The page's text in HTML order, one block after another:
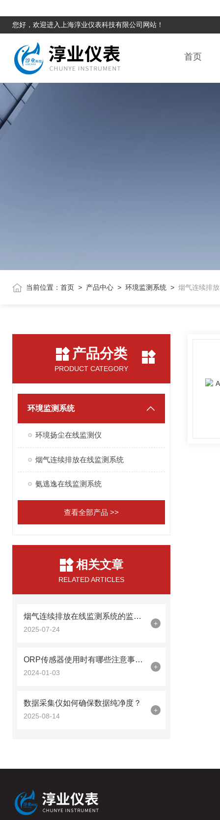
您好，欢迎进入上海淳业仪表科技有限公司网站！
首页
当前位置： 首页 > 产品中心 > 环境监测系统 > 烟气连续排
产品分类
PRODUCT CATEGORY
环境监测系统
环境扬尘在线监测仪
烟气连续排放在线监测系统
氨逃逸在线监测系统
查看全部产品 >>
相关文章
RELATED ARTICLES
烟气连续排放在线监测系统的监测技术
2025-07-24
+
ORP传感器使用时有哪些注意事项？
2024-01-03
+
数据采集仪如何确保数据纯净度？
2025-08-14
+